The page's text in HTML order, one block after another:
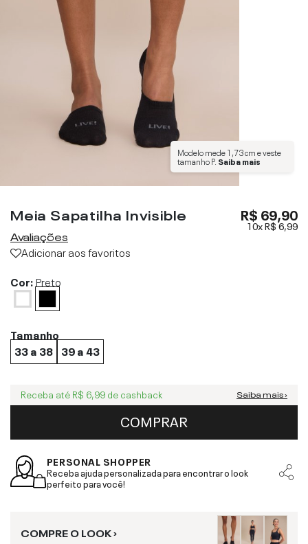
Modelo mede1,73 cme veste
tamanhoP. Saiba mais
Meia Sapatilha Invisible
Avaliações
Adicionar aos favoritos
R$ 69,90
10xR$ 6,99
Cor:Preto
Tamanho
33 a 38 39 a 43
Receba até R$ 6,99 de cashback Saiba mais ›
COMPRAR
PERSONAL SHOPPER
Receba ajuda personalizada para encontrar o look
perfeito para você!
COMPRE O LOOK ›